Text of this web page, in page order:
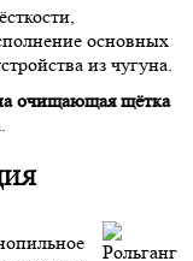
основных
из чугуна.
очищающая щётка